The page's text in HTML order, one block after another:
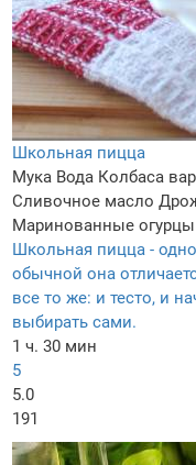
Школьная пицца
Мука Вода Колбаса
Сливочное масло
Маринованные огурцы
Школьная пицца -
обычной она
все то же: и тесто, и
выбирать сами.
1 ч. 30 мин
5
5.0
191